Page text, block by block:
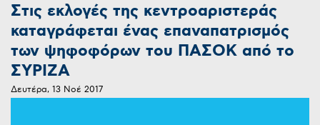
Στις εκλογές της κεντροαριστεράς
καταγράφεται ένας επαναπατρισμός
των ψηφοφόρων του ΠΑΣΟΚ από το
ΣΥΡΙΖΑ
Δευτέρα, 13 Νοέ 2017